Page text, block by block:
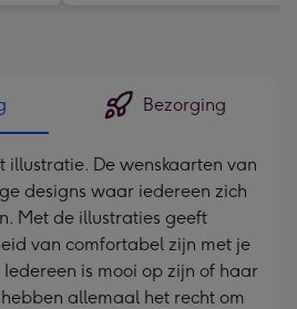
Bezorging
illustratie. De wenskaarten van
designs waar iedereen zich
Met de illustraties geeft
van comfortabel zijn met je
is mooi op zijn of haar
allemaal het recht om